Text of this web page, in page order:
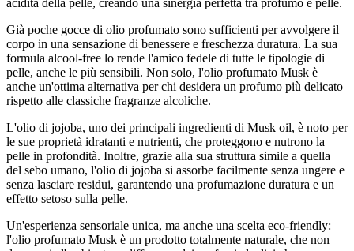
acidità della pelle, creando una sinergia perfetta tra profumo e pelle.
Già poche gocce di olio profumato sono sufficienti per avvolgere il
corpo in una sensazione di benessere e freschezza duratura. La sua
formula alcool-free lo rende l'amico fedele di tutte le tipologie di
pelle, anche le più sensibili. Non solo, l'olio profumato Musk è
anche un'ottima alternativa per chi desidera un profumo più delicato
rispetto alle classiche fragranze alcoliche.
L'olio di jojoba, uno dei principali ingredienti di Musk oil, è noto per
le sue proprietà idratanti e nutrienti, che proteggono e nutrono la
pelle in profondità. Inoltre, grazie alla sua struttura simile a quella
del sebo umano, l'olio di jojoba si assorbe facilmente senza ungere e
senza lasciare residui, garantendo una profumazione duratura e un
effetto setoso sulla pelle.
Un'esperienza sensoriale unica, ma anche una scelta eco-friendly:
l'olio profumato Musk è un prodotto totalmente naturale, che non